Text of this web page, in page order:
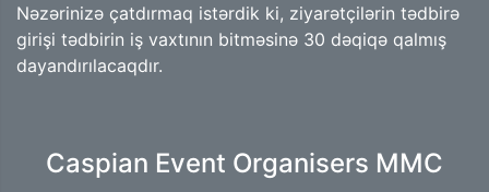
Nəzərinizə çatdırmaq istərdik ki, ziyarətçilərin tədbirə
girişi tədbirin iş vaxtının bitməsinə 30 dəqiqə qalmış
dayandırılacaqdır.
Caspian Event Organisers MMC